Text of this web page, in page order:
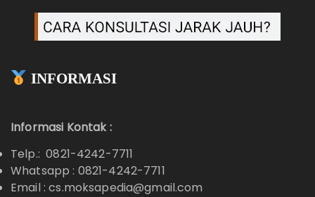
INFORMASI
Informasi Kontak :
Telp.: 0821-4242-7711
Whatsapp : 0821-4242-7711
Email : cs.moksapedia@gmail.com